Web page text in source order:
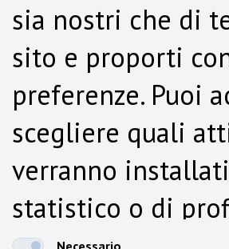
sia nostri che di
sito e proporti
preferenze. Puoi
scegliere quali
verranno
statistico o di
Necessario